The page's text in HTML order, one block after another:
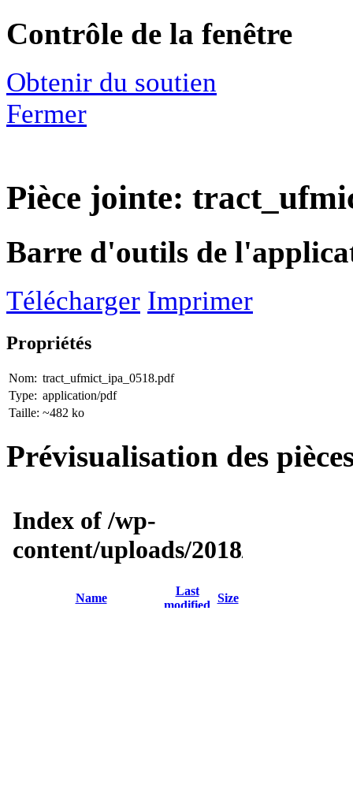
Contrôle de la fenêtre
Obtenir du soutien
Fermer
Pièce jointe:
Barre d'outils de
Télécharger Imprimer
Propriétés
Nom: tract_ufmict_ipa_0518.pdf
Type: application/pdf
Taille: ~482 ko
Prévisualisation des